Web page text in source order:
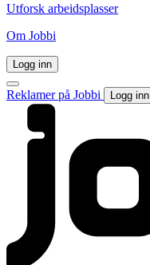
Utforsk arbeidsplasser
Om Jobbi
Logg inn
Reklamer på Jobbi Logg inn